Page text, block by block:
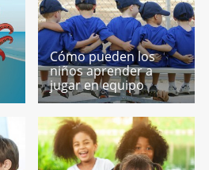
Cómo pueden los
niños aprender a
jugar en equipo